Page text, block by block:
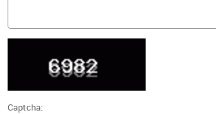
Captcha: